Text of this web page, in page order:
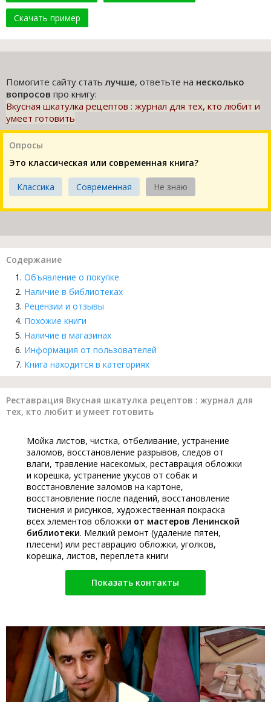
Скачать пример
Помогите сайту статьлучше, ответьте на несколько
вопросов про книгу:
Вкусная шкатулка рецептов : журнал для тех, кто любит и
умеет готовить
Опросы
Это классическая или современная книга?
Классика Современная Не знаю
Содержание
Объявление о покупке
Наличие в библиотеках
Рецензии и отзывы
Похожие книги
Наличие в магазинах
Информация от пользователей
Книга находится в категориях
Реставрация Вкусная шкатулка рецептов : журнал для
тех, кто любит и умеет готовить
Мойка листов, чистка, отбеливание, устранение
заломов, восстановление разрывов, следов от
влаги, травление насекомых, реставрация обложки
и корешка, устранение укусов от собак и
восстановление заломов на картоне,
восстановление после падений, восстановление
тиснения и рисунков, художественная покраска
всех элементов обложки от мастеров Ленинской
библиотеки. Мелкий ремонт (удаление пятен,
плесени) или реставрацию обложки, уголков,
корешка, листов, переплета книги
Показать контакты